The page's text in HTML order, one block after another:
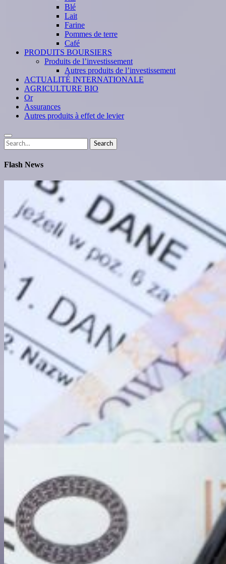
Blé
Lait
Farine
Pommes de terre
Café
PRODUITS BOURSIERS
Produits de l’investissement
Autres produits de l’investissement
ACTUALITÉ INTERNATIONALE
AGRICULTURE BIO
Or
Assurances
Autres produits à effet de levier
Search
for:
Search
Flash News